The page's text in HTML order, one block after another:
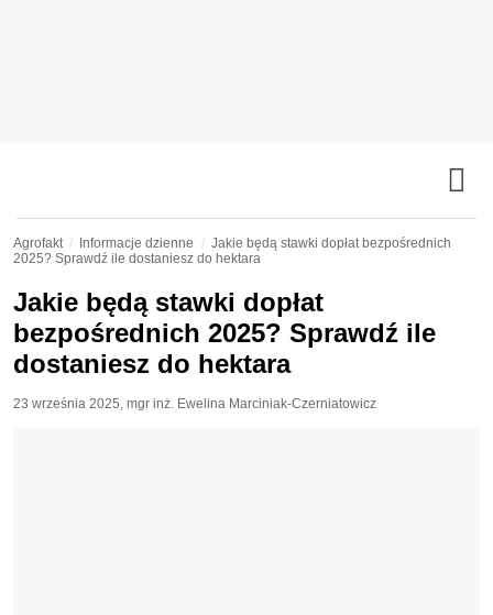
Agrofakt Informacje dzienne
Jakie będą stawki dopłat bezpośrednich
2025? Sprawdź ile dostaniesz do hektara
Jakie będą stawki dopłat
bezpośrednich 2025? Sprawdź ile
dostaniesz do hektara
23 września 2025, mgr inż. Ewelina Marciniak-Czerniatowicz